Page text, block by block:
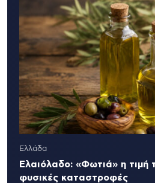
Ελλάδα
Ελαιόλαδο: «Φωτιά» η τιμή
φυσικές καταστροφές